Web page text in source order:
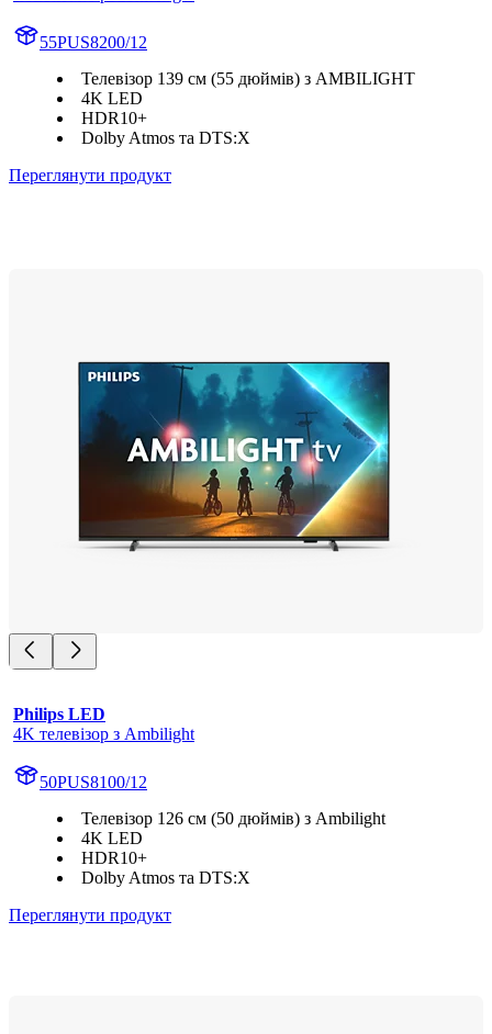
55PUS8200/12
Телевізор 139 см (55 дюймів) з AMBILIGHT
4K LED
HDR10+
Dolby Atmos та DTS:X
Переглянути продукт
Philips LED
4K телевізор з Ambilight
50PUS8100/12
Телевізор 126 см (50 дюймів) з Ambilight
4K LED
HDR10+
Dolby Atmos та DTS:X
Переглянути продукт